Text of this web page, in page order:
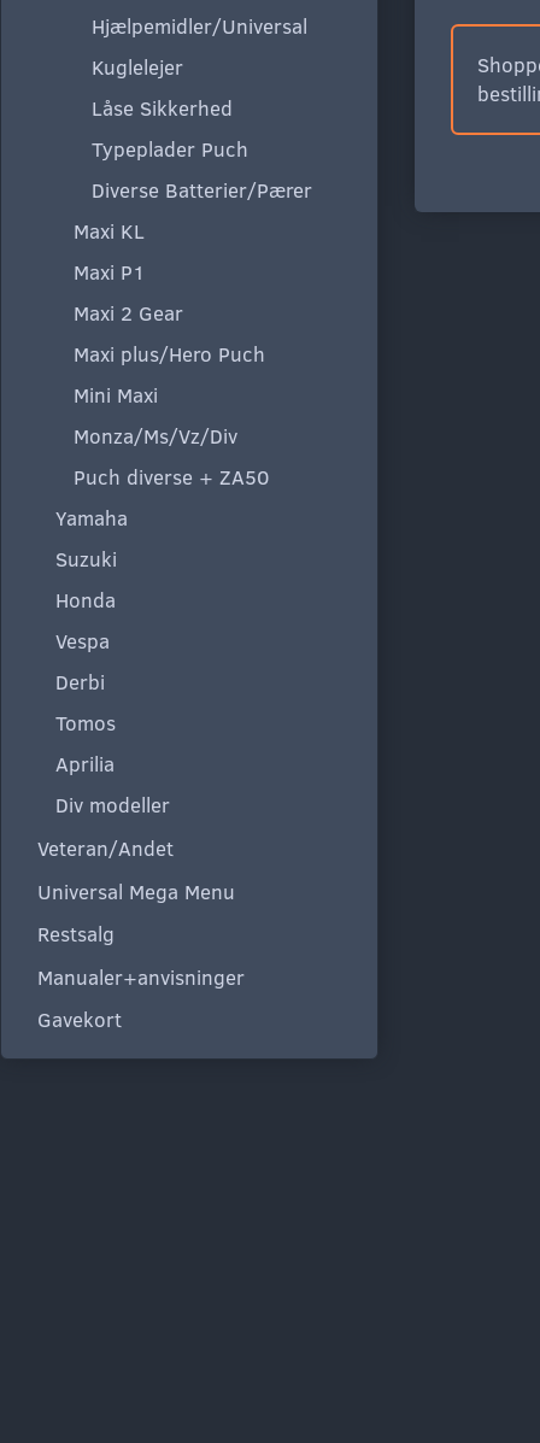
Hjælpemidler/Universal
Kuglelejer
Låse Sikkerhed
Typeplader Puch
Diverse Batterier/Pærer
Maxi KL
Maxi P1
Maxi 2 Gear
Maxi plus/Hero Puch
Mini Maxi
Monza/Ms/Vz/Div
Puch diverse + ZA50
Yamaha
Suzuki
Honda
Vespa
Derbi
Tomos
Aprilia
Div modeller
Veteran/Andet
Universal Mega Menu
Restsalg
Manualer+anvisninger
Gavekort